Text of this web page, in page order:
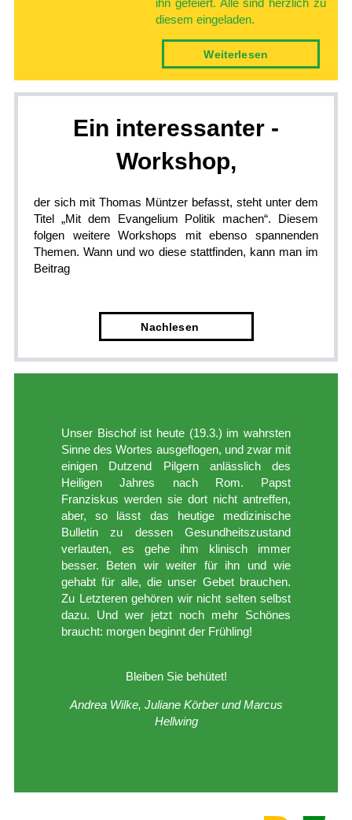
ihn gefeiert. Alle sind herzlich zu
diesem eingeladen.
Weiter­lesen
Ein interessanter ­
Workshop,
der sich mit Thomas Müntzer befasst, steht unter dem
Titel „Mit dem Evangelium Politik machen“. Diesem
folgen weitere Workshops mit ebenso spannenden
Themen. Wann und wo diese stattfinden, kann man im
Beitrag
Nach­lesen
Unser Bischof ist heute (19.3.) im wahrsten
Sinne des Wortes ausgeflogen, und zwar mit
einigen Dutzend Pilgern anlässlich des
Heiligen Jahres nach Rom. Papst
Franziskus werden sie dort nicht antreffen,
aber, so lässt das heutige medizinische
Bulletin zu dessen Gesundheitszustand
verlauten, es gehe ihm klinisch immer
besser. Beten wir weiter für ihn und wie
gehabt für alle, die unser Gebet brauchen.
Zu Letzteren gehören wir nicht selten selbst
dazu. Und wer jetzt noch mehr Schönes
braucht: morgen beginnt der Frühling!
Bleiben Sie behütet!
Andrea Wilke, Juliane Körber und Marcus
Hellwing